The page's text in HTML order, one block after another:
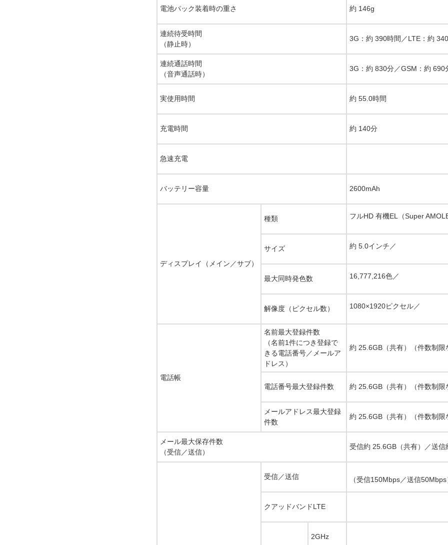
電池パック装着時の重さ 約 146g
連続待受時間
（静止時）
3G：約 390時間／LTE：約
連続通話時間
（音声通話時）
3G：約 830分／GSM：約 690
実使用時間 約 55.0時間
充電時間 約 140分
急速充電
バッテリー容量 2600mAh
ディスプレイ（メイン／サブ）
種類 フルHD 有機EL（Super
サイズ 約 5.0インチ／
最大同時発色数 16,777,216色／
解像度（ピクセル数） 1080×1920ピクセル／
電話帳
名前最大登録件数
（名前1件につき登録で
きる電話番号／メールア
ドレス）
約 25.6GB（共有）（件数制限
電話番号最大登録件数 約 25.6GB（共有）（件数制限
メールアドレス最大登録
件数
約 25.6GB（共有）（件数制限
メール最大保存件数
（受信／送信）
受信約 25.6GB（共有）／送
受信／送信 （受信150Mbps／送信50Mbps
クアッドバンドLTE
2GHz